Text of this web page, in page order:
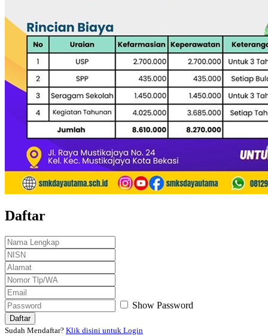
Daftar
Show Password
Sudah Mendaftar? Klik disini untuk Login